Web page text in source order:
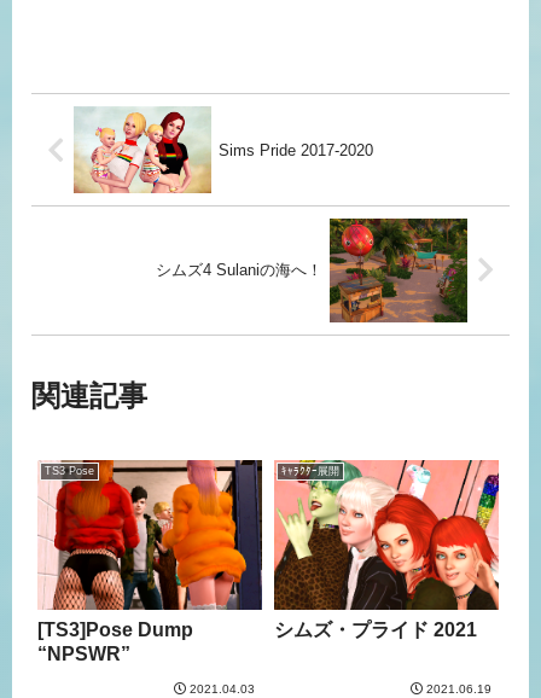
Sims Pride 2017-2020
シムズ4 Sulaniの海へ！
関連記事
TS3 Pose
[TS3]Pose Dump
“NPSWR”
2021.04.03
ｷｬﾗｸﾀｰ展開
シムズ・プライド 2021
2021.06.19